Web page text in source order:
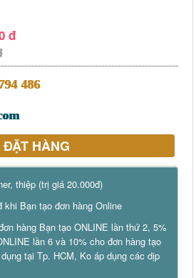
đ
486
ĐẶT HÀNG
thiệp (trị giá 20.000đ)
khi Bạn tạo đơn hàng Online
hàng Bạn tạo ONLINE lần thứ 2, 5%
lần 6 và 10% cho đơn hàng tạo
tại Tp. HCM, Ko áp dụng các dịp